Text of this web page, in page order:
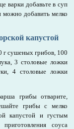
варки добавьте в суп
можно добавить мелко
капустой
г сушеных грибов, 100
3 столовые ложки
4 столовые ложки
грибы отварите,
грибы с мелко
капустой и густым
соуса